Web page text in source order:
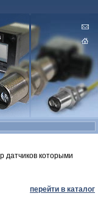
датчиков которыми
перейти в каталог